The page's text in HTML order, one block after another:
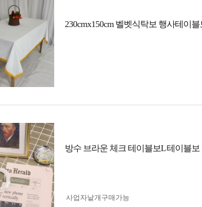
230cmx150cm 벨벳식탁보 행사테이
방수 브라운 체크 테이블보L 테이블
사업자 낱개구매가능